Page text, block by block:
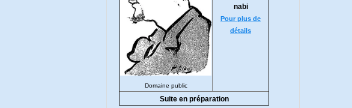
Domaine public
nabi
Pour plus de
détails
Suite en préparation